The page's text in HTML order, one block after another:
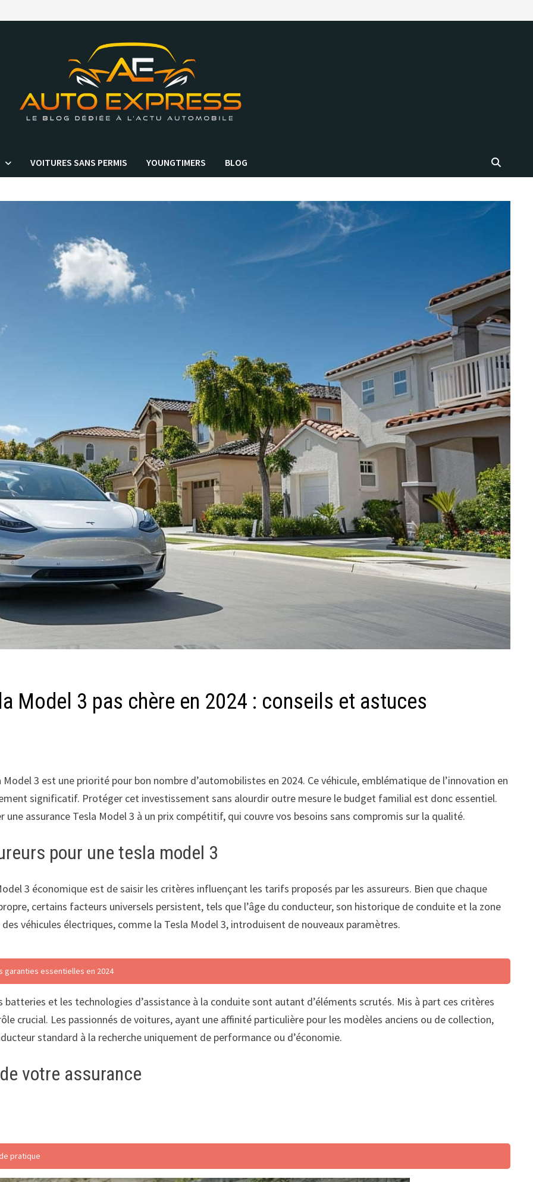
VOITURES SANS PERMIS YOUNGTIMERS BLOG
Model 3 pas chère en 2024 : conseils et astuces
Model 3 est une priorité pour bon nombre d’automobilistes en 2024. Ce véhicule, emblématique de l’innovation en
significatif. Protéger cet investissement sans alourdir outre mesure le budget familial est donc essentiel.
assurance Tesla Model 3 à un prix compétitif, qui couvre vos besoins sans compromis sur la qualité.
pour une tesla model 3
3 économique est de saisir les critères influençant les tarifs proposés par les assureurs. Bien que chaque
certains facteurs universels persistent, tels que l’âge du conducteur, son historique de conduite et la zone
véhicules électriques, comme la Tesla Model 3, introduisent de nouveaux paramètres.
garanties essentielles en 2024
et les technologies d’assistance à la conduite sont autant d’éléments scrutés. Mis à part ces critères
crucial. Les passionnés de voitures, ayant une affinité particulière pour les modèles anciens ou de collection,
standard à la recherche uniquement de performance ou d’économie.
votre assurance
pratique